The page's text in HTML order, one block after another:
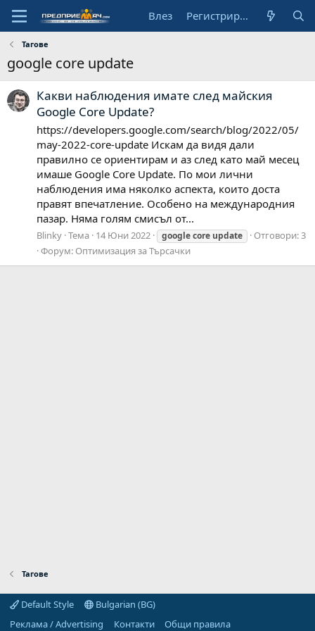
Влез Регистрирай се
Тагове
google core update
Какви наблюдения имате след майския
Google Core Update?
https://developers.google.com/search/blog/2022/05/
may-2022-core-update Искам да видя дали
правилно се ориентирам и аз след като май месец
имаше Google Core Update. По мои лични
наблюдения има няколко аспекта, които доста
правят впечатление. Особено на международния
пазар. Няма голям смисъл от...
Blinky Тема 14 Юни 2022 googlecore update
Отговори: 3
Форум: Оптимизация за Търсачки
Тагове
Default Style
Bulgarian (BG)
Реклама / Advertising
Контакти
Общи правила